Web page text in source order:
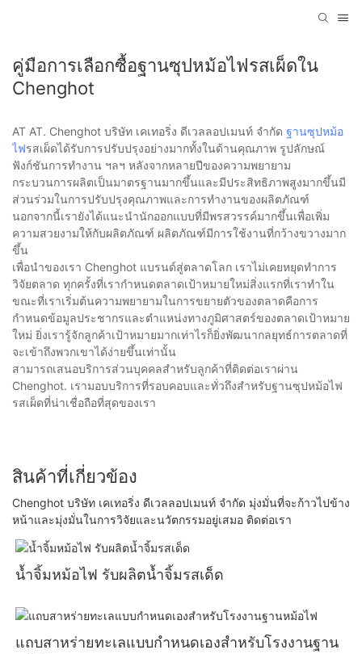
คู่มือการเลือกซื้อฐานซุปหม้อไฟรสเผ็ดใน
Chenghot
AT AT. Chenghot บริษัท เคเทอริ่ง ดีเวลลอปเมนท์ จำกัด ฐานซุปหม้อ
ไฟรสเผ็ดได้รับการปรับปรุงอย่างมากทั้งในด้านคุณภาพ รูปลักษณ์
ฟังก์ชันการทำงาน ฯลฯ หลังจากหลายปีของความพยายาม
กระบวนการผลิตเป็นมาตรฐานมากขึ้นและมีประสิทธิภาพสูงมากขึ้นมี
ส่วนร่วมในการปรับปรุงคุณภาพและการทำงานของผลิตภัณฑ์
นอกจากนี้เรายังได้แนะนำนักออกแบบที่มีพรสวรรค์มากขึ้นเพื่อเพิ่ม
ความสวยงามให้กับผลิตภัณฑ์ ผลิตภัณฑ์มีการใช้งานที่กว้างขวางมาก
ขึ้น
เพื่อนำของเรา Chenghot แบรนด์สู่ตลาดโลก เราไม่เคยหยุดทำการ
วิจัยตลาด ทุกครั้งที่เรากำหนดตลาดเป้าหมายใหม่สิ่งแรกที่เราทำใน
ขณะที่เราเริ่มต้นความพยายามในการขยายตัวของตลาดคือการ
กำหนดข้อมูลประชากรและตำแหน่งทางภูมิศาสตร์ของตลาดเป้าหมาย
ใหม่ ยิ่งเรารู้จักลูกค้าเป้าหมายมากเท่าไรก็ยิ่งพัฒนากลยุทธ์การตลาดที่
จะเข้าถึงพวกเขาได้ง่ายขึ้นเท่านั้น
สามารถเสนอบริการส่วนบุคคลสำหรับลูกค้าที่ติดต่อเราผ่าน
Chenghot. เรามอบบริการที่รอบคอบและทั่วถึงสำหรับฐานซุปหม้อไฟ
รสเผ็ดที่น่าเชื่อถือที่สุดของเรา
สินค้าที่เกี่ยวข้อง
Chenghot บริษัท เคเทอริ่ง ดีเวลลอปเมนท์ จำกัด มุ่งมั่นที่จะก้าวไปข้าง
หน้าและมุ่งมั่นในการวิจัยและนวัตกรรมอยู่เสมอ ติดต่อเรา
น้ำจิ้มหม้อไฟ รับผลิตน้ำจิ้มรสเด็ด
แถบสาหร่ายทะเลแบบกำหนดเองสำหรับโรงงานฐาน